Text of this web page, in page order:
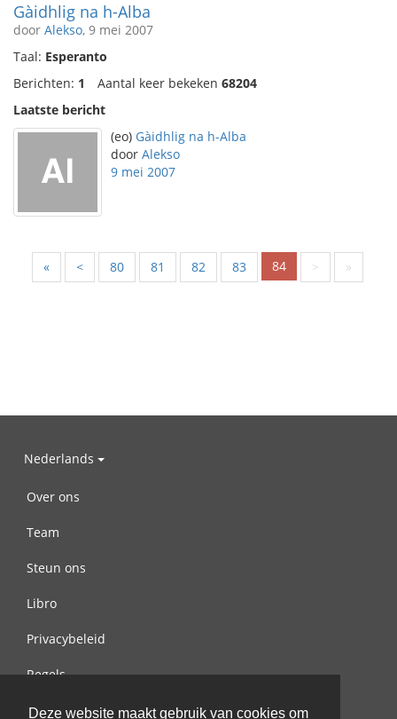
Deze website maakt gebruik van cookies om
Gàidhlig na h-Alba
door Alekso, 9 mei 2007
Taal: Esperanto
Berichten: 1 Aantal keer bekeken 68204
Laatste bericht
(eo) Gàidhlig na h-Alba
door Alekso
9 mei 2007
« < 80 81 82 83 84 > »
Nederlands
Over ons
Team
Steun ons
Libro
Privacybeleid
Regels
Contact met ons opnemen